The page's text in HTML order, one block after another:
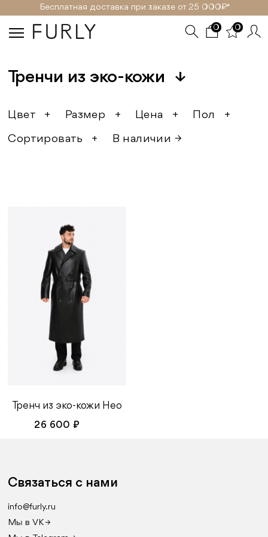
Бесплатная доставка при заказе от 25 000₽ *
0 0
Тренчи из эко-кожи ↓
Цвет + Размер + Цена + Пол
+
Сортировать
+ В наличии →
Тренч из эко-кожи Нео
26 600 ₽
Связаться с нами
info@furly.ru
Мы в VK →